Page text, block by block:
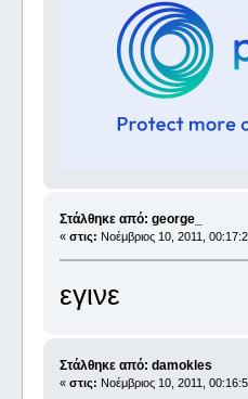
Στάλθηκε από: george_
« στις: Νοέμβριος 10, 2011,
εγινε
Στάλθηκε από: damokles
« στις: Νοέμβριος 10, 2011,